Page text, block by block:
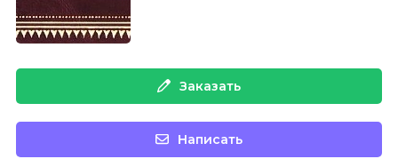
Заказать
Написать